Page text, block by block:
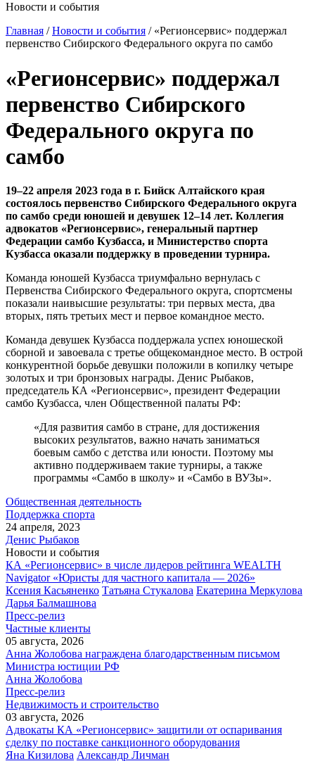
Новости и события
Главная /Новости и события / «Регионсервис» поддержал
первенство Сибирского Федерального округа по самбо
«Регионсервис» поддержал
первенство Сибирского
Федерального округа по
самбо
19–22 апреля 2023 года в г. Бийск Алтайского края
состоялось первенство Сибирского Федерального округа
по самбо среди юношей и девушек 12–14 лет. Коллегия
адвокатов «Регионсервис», генеральный партнер
Федерации самбо Кузбасса, и Министерство спорта
Кузбасса оказали поддержку в проведении турнира.
Команда юношей Кузбасса триумфально вернулась с
Первенства Сибирского Федерального округа, спортсмены
показали наивысшие результаты: три первых места, два
вторых, пять третьих мест и первое командное место.
Команда девушек Кузбасса поддержала успех юношеской
сборной и завоевала с третье общекомандное место. В острой
конкурентной борьбе девушки положили в копилку четыре
золотых и три бронзовых награды. Денис Рыбаков,
председатель КА «Регионсервис», президент Федерации
самбо Кузбасса, член Общественной палаты РФ:
«Для развития самбо в стране, для достижения
высоких результатов, важно начать заниматься
боевым самбо с детства или юности. Поэтому мы
активно поддерживаем такие турниры, а также
программы «Самбо в школу» и «Самбо в ВУЗы».
Общественная деятельность
Поддержка спорта
24 апреля, 2023
Денис Рыбаков
Новости и события
КА «Регионсервис» в числе лидеров рейтинга WEALTH
Navigator «Юристы для частного капитала — 2026»
Ксения Касьяненко Татьяна Стукалова Екатерина Меркулова
Дарья Балмашнова
Пресс-релиз
Частные клиенты
05 августа, 2026
Анна Жолобова награждена благодарственным письмом
Министра юстиции РФ
Анна Жолобова
Пресс-релиз
Недвижимость и строительство
03 августа, 2026
Адвокаты КА «Регионсервис» защитили от оспаривания
сделку по поставке санкционного оборудования
Яна Кизилова Александр Личман